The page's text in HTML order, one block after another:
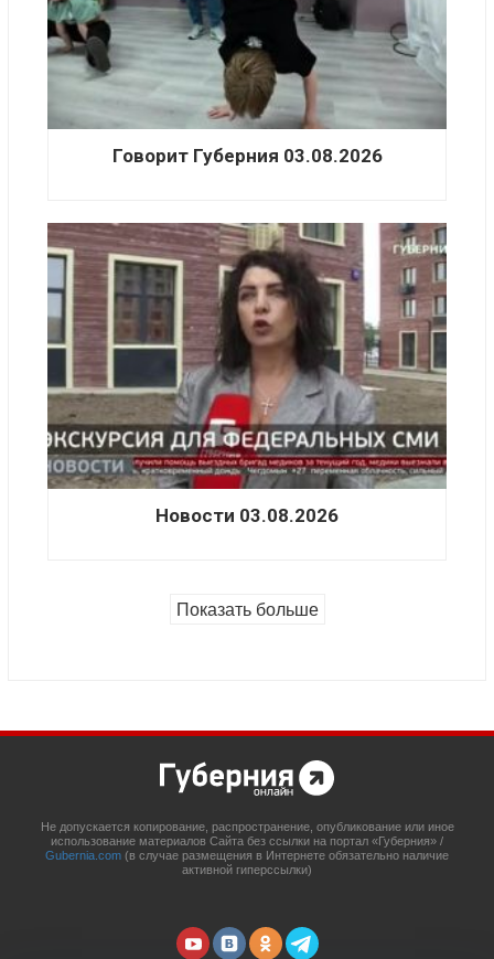
Говорит Губерния 03.08.2026
Новости 03.08.2026
Показать больше
Не допускается копирование, распространение, опубликование или иное
использование материалов Сайта без ссылки на портал «Губерния» /
Gubernia.com (в случае размещения в Интернете обязательно наличие
активной гиперссылки)